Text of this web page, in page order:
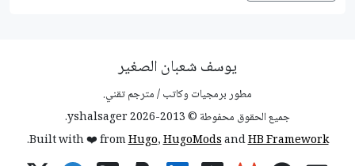
يوسف شعبان الصغير
مطور برمجيات وكاتب / مترجم تقني.
جميع الحقوق محفوطة © 2013-2026 yshalsager.
Built with ❤️ fromHugo,HugoModsandHB Framework
.